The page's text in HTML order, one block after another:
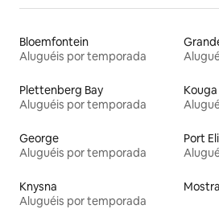
Bloemfontein
Aluguéis por temporada
Plettenberg Bay
Aluguéis por temporada
Kouga
George
Aluguéis por temporada
Port
Knysna
Aluguéis por temporada